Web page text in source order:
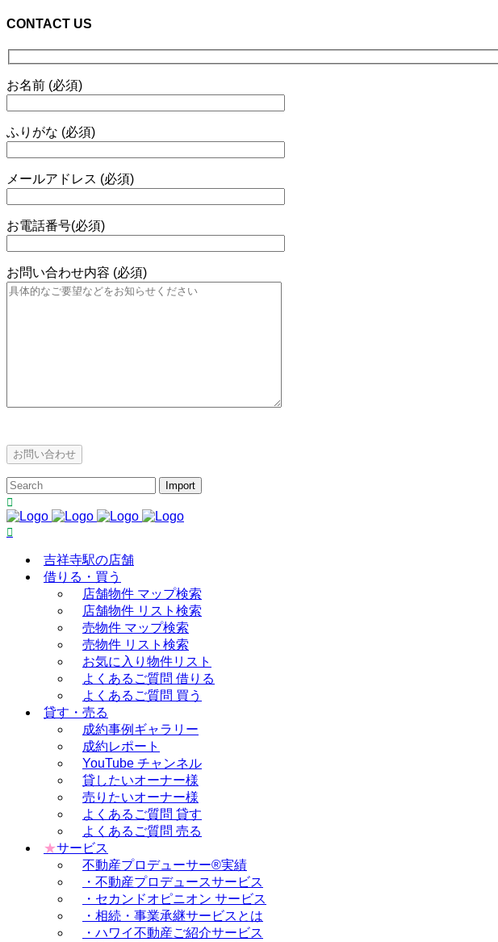
CONTACT US
お名前 (必須)
ふりがな (必須)
メールアドレス (必須)
お電話番号(必須)
お問い合わせ内容 (必須)
吉祥寺駅の店舗
借りる・買う
店舗物件 マップ検索
店舗物件 リスト検索
売物件 マップ検索
売物件 リスト検索
お気に入り物件リスト
よくあるご質問 借りる
よくあるご質問 買う
貸す・売る
成約事例ギャラリー
成約レポート
YouTube チャンネル
貸したいオーナー様
売りたいオーナー様
よくあるご質問 貸す
よくあるご質問 売る
★サービス
不動産プロデューサー®実績
・不動産プロデュースサービス
・セカンドオピニオン サービス
・相続・事業承継サービスとは
・ハワイ不動産ご紹介サービス